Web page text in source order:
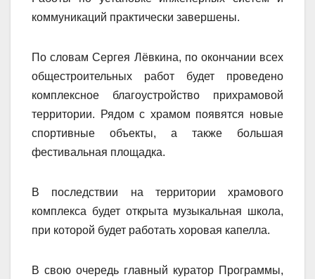
коммуникаций практически завершены.
По словам Сергея Лёвкина, по окончании всех
общестроительных работ будет проведено
комплексное благоустройство прихрамовой
территории. Рядом с храмом появятся новые
спортивные объекты, а также большая
фестивальная площадка.
В последствии на территории храмового
комплекса будет открыта музыкальная школа,
при которой будет работать хоровая капелла.
В свою очередь главный куратор Программы,